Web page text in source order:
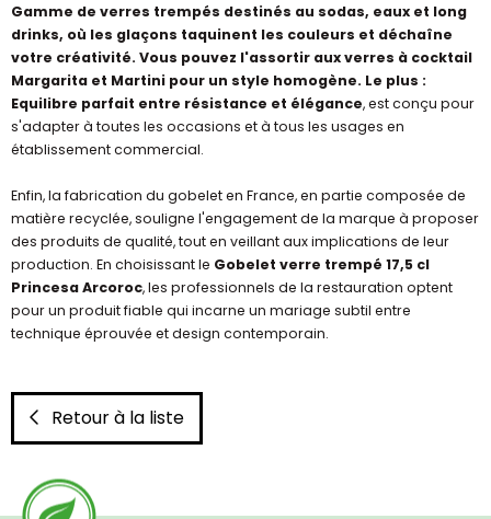
Gamme de verres trempés destinés au sodas, eaux et long
drinks, où les glaçons taquinent les couleurs et déchaîne
votre créativité. Vous pouvez l'assortir aux verres à cocktail
Margarita et Martini pour un style homogène. Le plus :
Equilibre parfait entre résistance et élégance, est conçu pour
s'adapter à toutes les occasions et à tous les usages en
établissement commercial.
Enfin, la fabrication du gobelet en France, en partie composée de
matière recyclée, souligne l'engagement de la marque à proposer
des produits de qualité, tout en veillant aux implications de leur
production. En choisissant le Gobelet verre trempé 17,5 cl
Princesa Arcoroc, les professionnels de la restauration optent
pour un produit fiable qui incarne un mariage subtil entre
technique éprouvée et design contemporain.
Retour à la liste